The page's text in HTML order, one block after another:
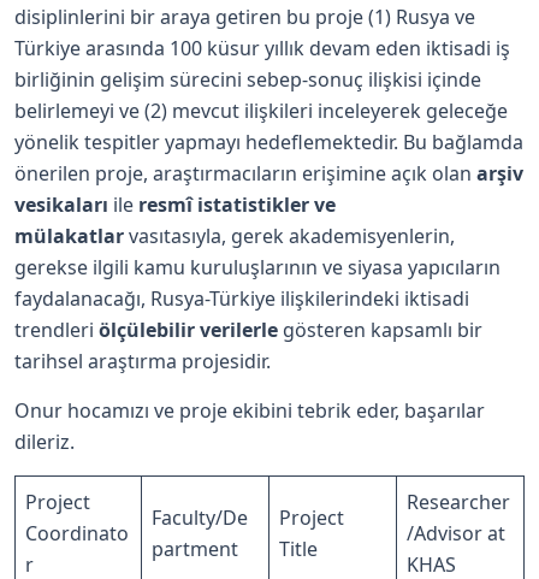
disiplinlerini bir araya getiren bu proje (1) Rusya ve
Türkiye arasında 100 küsur yıllık devam eden iktisadi iş
birliğinin gelişim sürecini sebep-sonuç ilişkisi içinde
belirlemeyi ve (2) mevcut ilişkileri inceleyerek geleceğe
yönelik tespitler yapmayı hedeflemektedir. Bu bağlamda
önerilen proje, araştırmacıların erişimine açık olan arşiv
vesikaları ile resmî istatistikler ve
mülakatlarvasıtasıyla, gerek akademisyenlerin,
gerekse ilgili kamu kuruluşlarının ve siyasa yapıcıların
faydalanacağı, Rusya-Türkiye ilişkilerindeki iktisadi
trendleri ölçülebilir verilerle gösteren kapsamlı bir
tarihsel araştırma projesidir.
Onur hocamızı ve proje ekibini tebrik eder, başarılar
dileriz.
Project
Coordinato
r
Faculty/De
partment
Project
Title
Researcher
/Advisor at
KHAS